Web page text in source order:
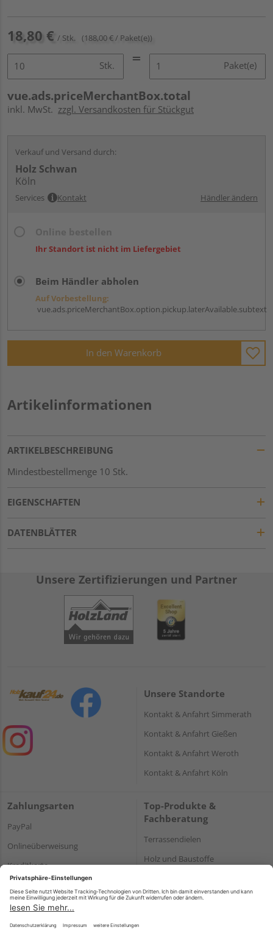
18,80 € / Stk. (188,00 € / Paket(e))
Stk. Paket(e)
vue.ads.priceMerchantBox.total
inkl. MwSt. zzgl. Versandkosten für Stückgut
Verkauf und Versand durch:
Holz Schwan
Köln
Services Kontakt Händler ändern
Ihr Standort ist nicht im Liefergebiet
Beim Händler abholen
Auf Vorbestellung:
vue.ads.priceMerchantBox.option.pickup.laterAvailable.subtext
In den Warenkorb
Artikelinformationen
ARTIKELBESCHREIBUNG
Mindestbestellmenge 10 Stk.
EIGENSCHAFTEN
DATENBLÄTTER
Unsere Zertifizierungen und Partner
Unsere Standorte
Kontakt & Anfahrt Simmerath
Kontakt & Anfahrt Gießen
Kontakt & Anfahrt Weroth
Kontakt & Anfahrt Köln
Zahlungsarten
PayPal
Onlineüberweisung
Kreditkarte
Rechnung*
*Bonität vorausgesetzt
Top-Produkte &
Fachberatung
Terrassendielen
Holz und Baustoffe